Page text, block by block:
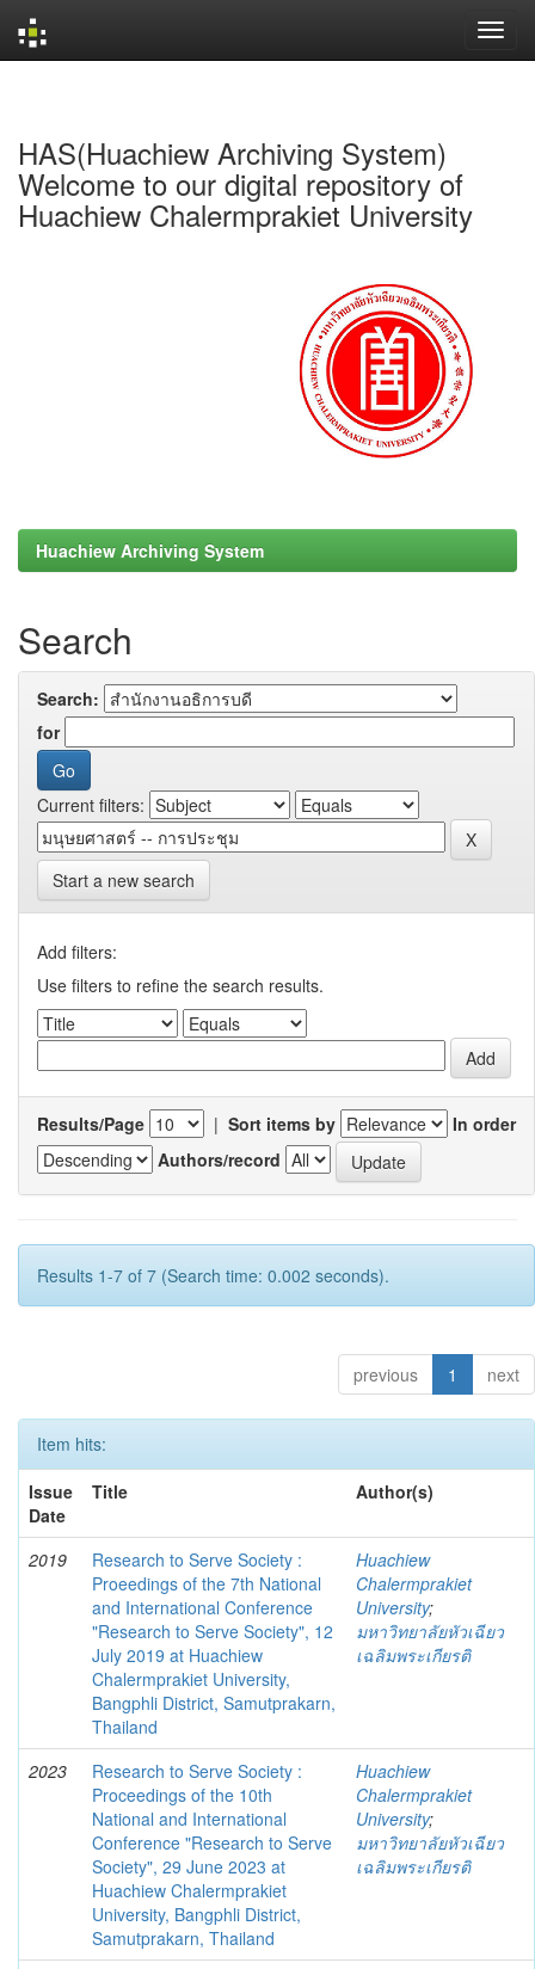
HAS(Huachiew Archiving System)
Welcome to our digital repository of
Huachiew Chalermprakiet University
Huachiew Archiving System
Search
Search:
for
Current filters:
Start a new search
Add filters:
Use filters to refine the search results.
Results/Page | Sort items by
In order
Authors/record
Results 1-7 of 7 (Search time: 0.002 seconds).
previous 1 next
Item hits:
Issue
Date
Title Author(s)
2019
Research to Serve Society :
Proeedings of the 7th National
and International Conference
"Research to Serve Society", 12
July 2019 at Huachiew
Chalermprakiet University,
Bangphli District, Samutprakarn,
Thailand
Huachiew
Chalermprakiet
University;
มหาวิทยาลัยหัวเฉียว
เฉลิมพระเกียรติ
2023
Research to Serve Society :
Proceedings of the 10th
National and International
Conference "Research to Serve
Society", 29 June 2023 at
Huachiew Chalermprakiet
University, Bangphli District,
Samutprakarn, Thailand
Huachiew
Chalermprakiet
University;
มหาวิทยาลัยหัวเฉียว
เฉลิมพระเกียรติ